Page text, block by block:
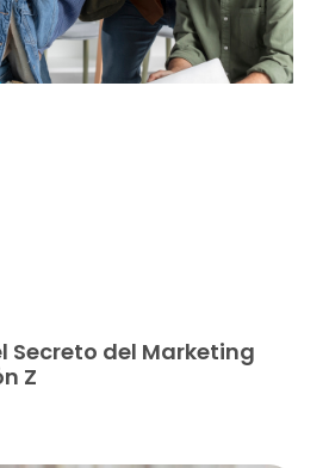
Secreto del Marketing
Z